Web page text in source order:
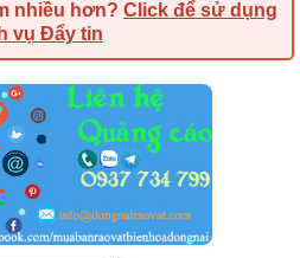
nhiều hơn? Click để sử dụng
vụ Đẩy tin